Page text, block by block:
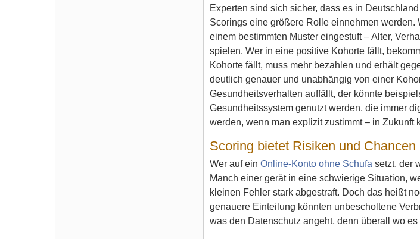
Experten sind sich sicher, dass es in
Scorings eine größere Rolle einnehmen
einem bestimmten Muster eingestuft – Alter,
spielen. Wer in eine positive Kohorte fällt,
Kohorte fällt, muss mehr bezahlen und erhält
deutlich genauer und unabhängig von einer
Gesundheitsverhalten auffällt, der könnte
Gesundheitssystem genutzt werden, die immer
werden, wenn man explizit zustimmt – in Zukunft
Scoring bietet Risiken und Chancen
Wer auf ein Online-Konto ohne Schufa setzt, der
Manch einer gerät in eine schwierige Situation,
kleinen Fehler stark abgestraft. Doch das heißt
genauere Einteilung könnten unbescholtene
was den Datenschutz angeht, denn überall wo